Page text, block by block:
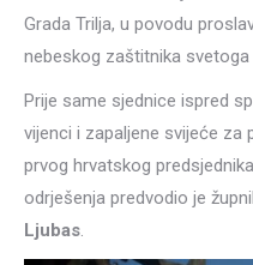
Grada Trilja, u povodu
nebeskog zaštitnika svetoga
Prije same sjednice ispred
vijenci i zapaljene svijeće za
prvog hrvatskog
odrješenja predvodio je
Ljubas.